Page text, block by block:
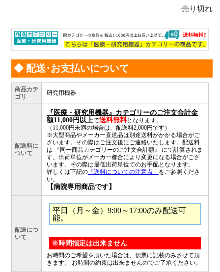
売り切れ